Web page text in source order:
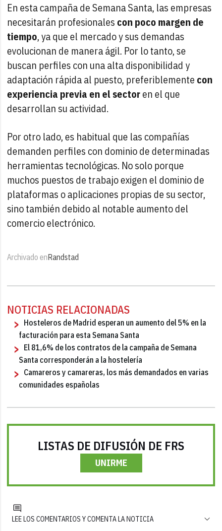
En esta campaña de Semana Santa, las empresas
necesitarán profesionales con poco margen de
tiempo, ya que el mercado y sus demandas
evolucionan de manera ágil. Por lo tanto, se
buscan perfiles con una alta disponibilidad y
adaptación rápida al puesto, preferiblemente con
experiencia previa en el sectoren el que
desarrollan su actividad.
Por otro lado, es habitual que las compañías
demanden perfiles con dominio de determinadas
herramientas tecnológicas. No solo porque
muchos puestos de trabajo exigen el dominio de
plataformas o aplicaciones propias de su sector,
sino también debido al notable aumento del
comercio electrónico.
Archivado enRandstad
NOTICIAS RELACIONADAS
Hosteleros de Madrid esperan un aumento del 5% en la
facturación para esta Semana Santa
El 81,6% de los contratos de la campaña de Semana
Santa corresponderán a la hostelería
Camareros y camareras, los más demandados en varias
comunidades españolas
LISTAS DE DIFUSIÓN DE FRS
UNIRME
LEE LOS COMENTARIOS Y COMENTA LA NOTICIA